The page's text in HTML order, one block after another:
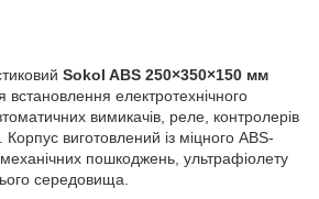
Sokol ABS 250×350×150 мм
встановлення електротехнічного
вимикачів, реле, контролерів
Корпус виготовлений із міцного ABS-
механічних пошкоджень, ультрафіолету
середовища.